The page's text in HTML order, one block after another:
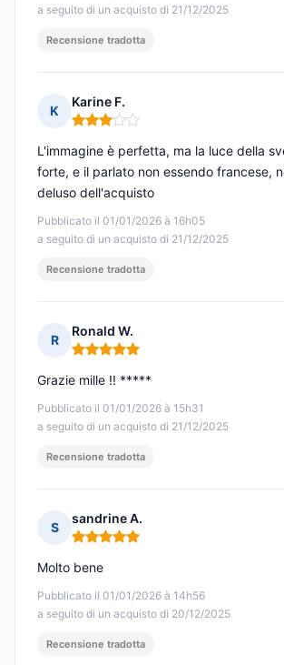
a seguito di un acquisto di 21/12/2025
Recensione tradotta
K
Karine F.
Nota: 3 su 5
Pubblicato il 01/01/2026 à 16h05
a seguito di un acquisto di 21/12/2025
L'immagine è perfetta, ma la luce della
forte, e il parlato non essendo francese,
deluso dell'acquisto
Recensione tradotta
R
Ronald W.
Nota: 5 su 5
Pubblicato il 01/01/2026 à 15h31
a seguito di un acquisto di 21/12/2025
Grazie mille !! *****
Recensione tradotta
S
sandrine A.
Nota: 5 su 5
Pubblicato il 01/01/2026 à 14h56
a seguito di un acquisto di 20/12/2025
Molto bene
Recensione tradotta